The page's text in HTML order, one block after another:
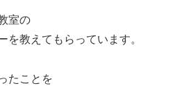
室の
を教えてもらっています。
たことを